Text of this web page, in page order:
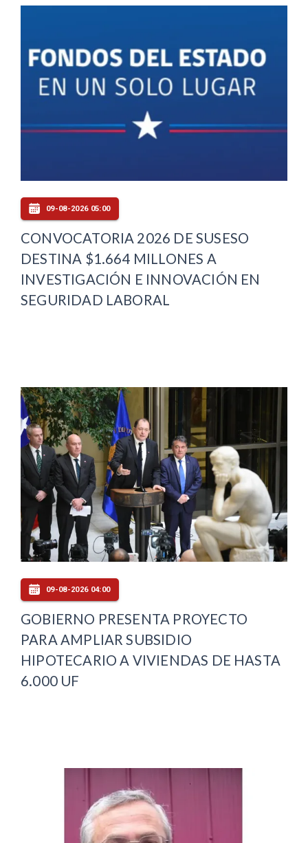
09-08-2026 05:00
CONVOCATORIA 2026 DE SUSESO
DESTINA $1.664 MILLONES A
INVESTIGACIÓN E INNOVACIÓN EN
SEGURIDAD LABORAL
09-08-2026 04:00
GOBIERNO PRESENTA PROYECTO
PARA AMPLIAR SUBSIDIO
HIPOTECARIO A VIVIENDAS DE HASTA
6.000 UF